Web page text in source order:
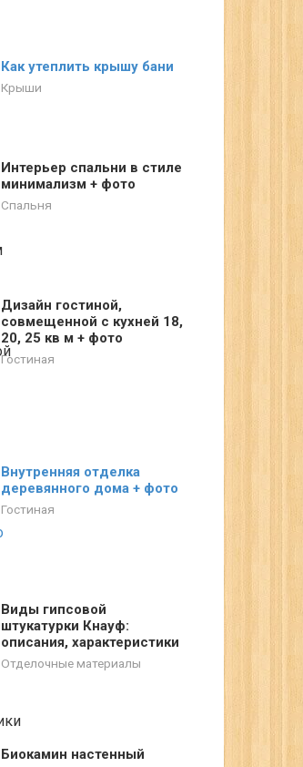
Как утеплить крышу бани
Крыши
Интерьер спальни в стиле
минимализм + фото
Спальня
Дизайн гостиной,
совмещенной с кухней 18,
20, 25 кв м + фото
Гостиная
Внутренняя отделка
деревянного дома + фото
Гостиная
Виды гипсовой
штукатурки Кнауф:
описания, характеристики
Отделочные материалы
Биокамин настенный